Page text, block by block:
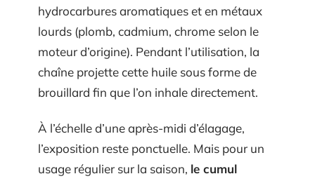
hydrocarbures aromatiques et en métaux
lourds (plomb, cadmium, chrome selon le
moteur d’origine). Pendant l’utilisation, la
chaîne projette cette huile sous forme de
brouillard fin que l’on inhale directement.
À l’échelle d’une après-midi d’élagage,
l’exposition reste ponctuelle. Mais pour un
usage régulier sur la saison, le cumul